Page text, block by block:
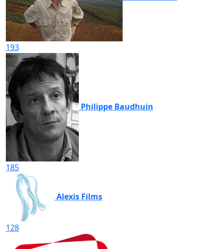
193
Philippe Baudhuin
185
Alexis Films
128